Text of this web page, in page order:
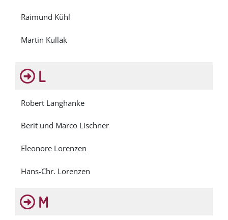
Raimund Kühl
Martin Kullak
L
Robert Langhanke
Berit und Marco Lischner
Eleonore Lorenzen
Hans-Chr. Lorenzen
M